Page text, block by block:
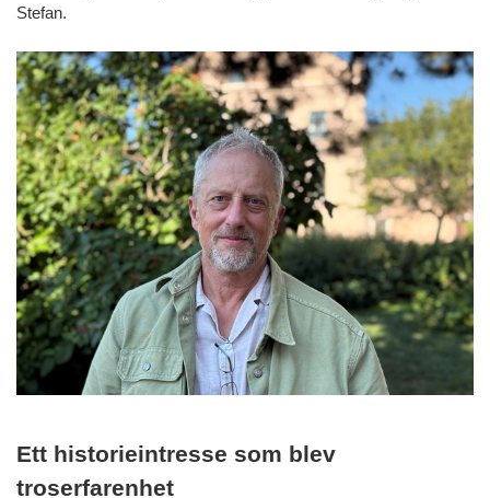
Stefan.
Ett historieintresse som blev
troserfarenhet